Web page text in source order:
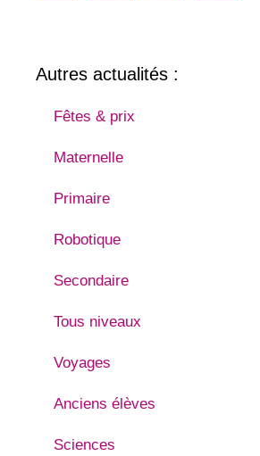
Autres actualités :
Fêtes & prix
Maternelle
Primaire
Robotique
Secondaire
Tous niveaux
Voyages
Anciens élèves
Sciences